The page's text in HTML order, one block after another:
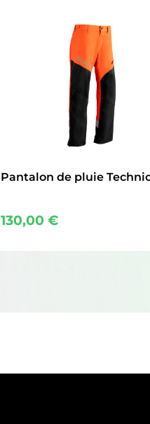
Pantalon de pluie
130,00€